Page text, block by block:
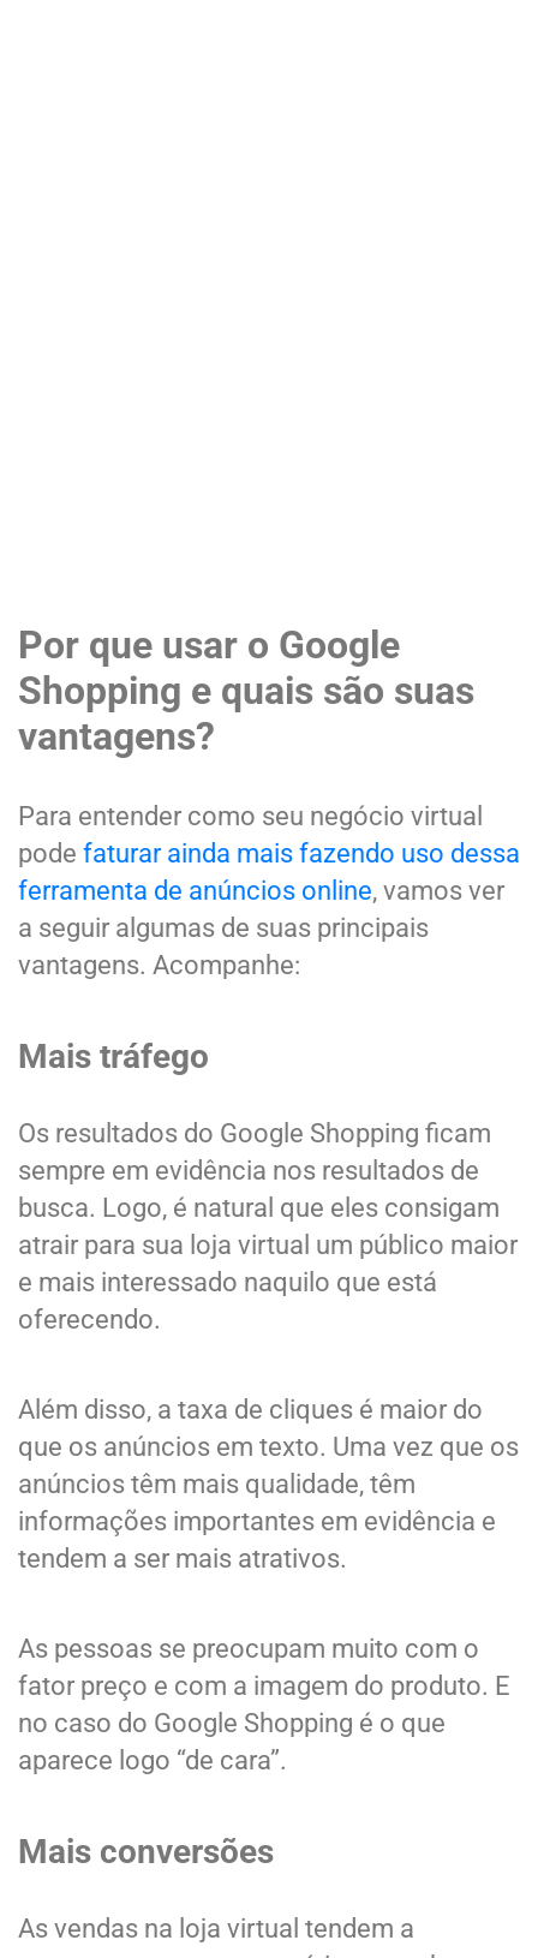
Por que usar o Google
Shopping e quais são suas
vantagens?
Para entender como seu negócio virtual
pode faturar ainda mais fazendo uso dessa
ferramenta de anúncios online, vamos ver
a seguir algumas de suas principais
vantagens. Acompanhe:
Mais tráfego
Os resultados do Google Shopping ficam
sempre em evidência nos resultados de
busca. Logo, é natural que eles consigam
atrair para sua loja virtual um público maior
e mais interessado naquilo que está
oferecendo.
Além disso, a taxa de cliques é maior do
que os anúncios em texto. Uma vez que os
anúncios têm mais qualidade, têm
informações importantes em evidência e
tendem a ser mais atrativos.
As pessoas se preocupam muito com o
fator preço e com a imagem do produto. E
no caso do Google Shopping é o que
aparece logo “de cara”.
Mais conversões
As vendas na loja virtual tendem a